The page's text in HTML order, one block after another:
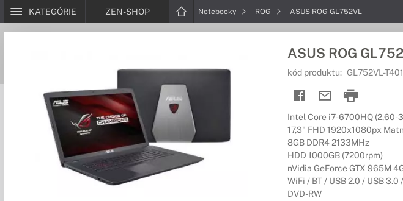
KATEGÓRIE ZEN-SHOP Notebooky ROG ASUS ROG GL752VL
ASUS ROG
kód produktu: GL752VL-
Intel Core i7-6700HQ (2,60-
17,3" FHD 1920x1080px
8GB DDR4 2133MHz
HDD 1000GB (7200rpm)
nVidia GeForce GTX 965M
WiFi / BT / USB 2.0 / USB
DVD-RW